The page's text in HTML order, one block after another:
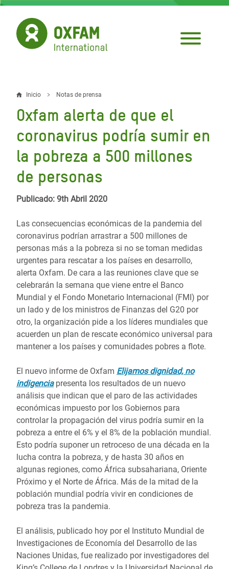
Pasar
contenido
principal
Sobrescribir
enlaces
de
ayuda
a
la
Inicio Notas de prensa
Oxfam alerta de que el
coronavirus podría sumir en
la pobreza a 500 millones
de personas
Publicado: 9th Abril 2020
Las consecuencias económicas de la pandemia del
coronavirus podrían arrastrar a 500 millones de
personas más a la pobreza si no se toman medidas
urgentes para rescatar a los países en desarrollo,
alerta Oxfam. De cara a las reuniones clave que se
celebrarán la semana que viene entre el Banco
Mundial y el Fondo Monetario Internacional (FMI) por
un lado y de los ministros de Finanzas del G20 por
otro, la organización pide a los líderes mundiales que
acuerden un plan de rescate económico universal para
mantener a los países y comunidades pobres a flote.
El nuevo informe de Oxfam Elijamos dignidad, no
indigenciapresenta los resultados de un nuevo
análisis que indican que el paro de las actividades
económicas impuesto por los Gobiernos para
controlar la propagación del virus podría sumir en la
pobreza a entre el 6% y el 8% de la población mundial.
Esto podría suponer un retroceso de una década en la
lucha contra la pobreza, y de hasta 30 años en
algunas regiones, como África subsahariana, Oriente
Próximo y el Norte de África. Más de la mitad de la
población mundial podría vivir en condiciones de
pobreza tras la pandemia.
El análisis, publicado hoy por el Instituto Mundial de
Investigaciones de Economía del Desarrollo de las
Naciones Unidas, fue realizado por investigadores del